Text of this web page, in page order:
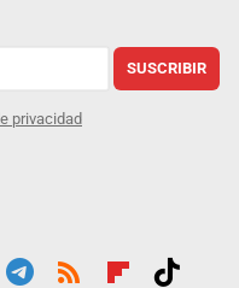
SUSCRIBIR
privacidad